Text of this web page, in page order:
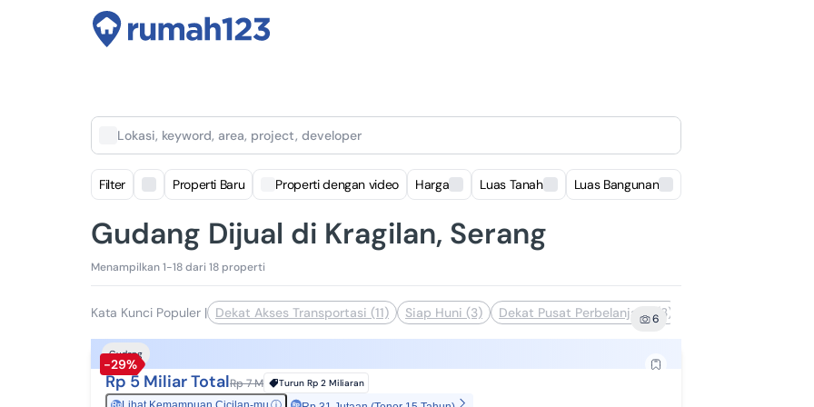
Lokasi, keyword, area, project, developer
Filter Properti Baru Properti dengan video Harga Luas Tanah Luas Bangunan
Gudang Dijual di Kragilan, Serang
Menampilkan 1-18 dari 18 properti
Kata Kunci Populer | Dekat Akses Transportasi (11) Siap Huni (3) Dekat Pusat Perbelanjaan (3)
6
-29%
Gudang
Rp 5 Miliar TotalRp 7 M Turun Rp 2 Miliaran
Rp